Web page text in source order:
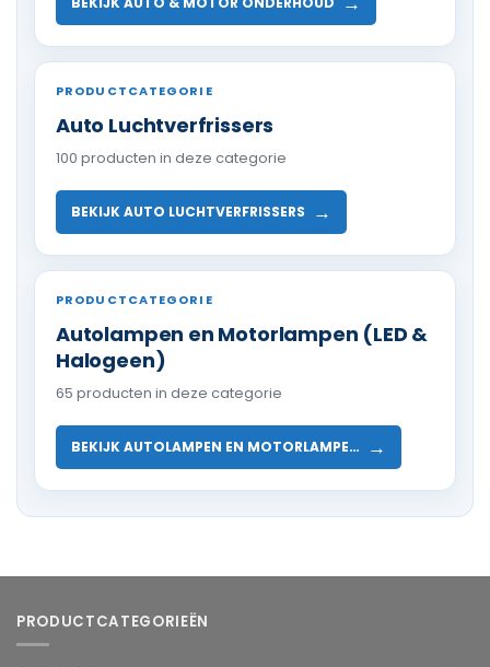
PRODUCTCATEGORIE
Auto Luchtverfrissers
100 producten in deze categorie
BEKIJK AUTO LUCHTVERFRISSERS →
PRODUCTCATEGORIE
Autolampen en Motorlampen (LED &
Halogeen)
65 producten in deze categorie
BEKIJK AUTOLAMPEN EN MOTORLAMPE… →
PRODUCTCATEGORIEËN